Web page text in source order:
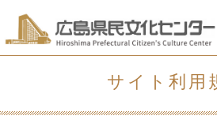
サイト利用